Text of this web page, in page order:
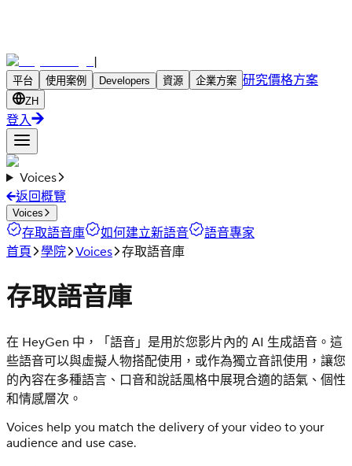
|
平台 使用案例 Developers 資源 企業方案 研究價格方案
ZH
登入
Voices
返回概覽
Voices
存取語音庫 如何建立新語音
語音專家
首頁
學院 Voices 存取語音庫
存取語音庫
在 HeyGen 中，「語音」是用於您影片內的 AI 生成語音。這
些語音可以與虛擬人物搭配使用，或作為獨立音訊使用，讓您
的內容在多種語言、口音和說話風格中展現合適的語氣、個性
和情感層次。
Voices help you match the delivery of your video to your
audience and use case.